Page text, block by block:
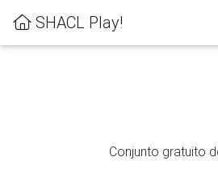
SHACL Play!
Conjunto gratuito